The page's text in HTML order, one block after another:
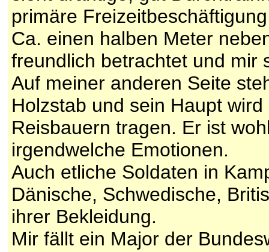
primäre
Ca. einen halben Meter
freundlich betrachtet und mir
Auf meiner anderen Seite
Holzstab und sein Haupt
Reisbauern tragen. Er ist
irgendwelche Emotionen.
Auch etliche Soldaten in
Dänische, Schwedische,
ihrer Bekleidung.
Mir fällt ein Major der